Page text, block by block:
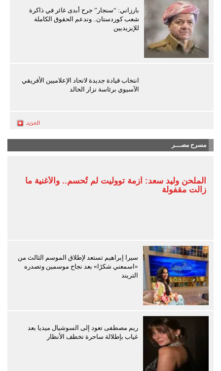
بارزاني: “سنجار” جرح أبدى غائر في ذاكرة
شعب كوردستان.. وندعم الحقوق الكاملة
للإيزيديين
انتخاب قيادة جديدة لاتحاد الإعلاميين الأفريقي
الآسيوي برئاسة نزار الخالد
مسرح مصـــر
الملحن وليد سعد: أزمة تووليت لم تُحسم.. والأغنية ما
زالت مقفولة
سيرا إبراهيم تستعد لإطلاق الموسم الثالث من
«اسمعني شكرًا» بعد نجاح موسمين وتصدره
التريند
ريم مصطفى تعود إلى السوشيال ميديا بعد
غياب بإطلالة ساحرة تخطف الأنظار